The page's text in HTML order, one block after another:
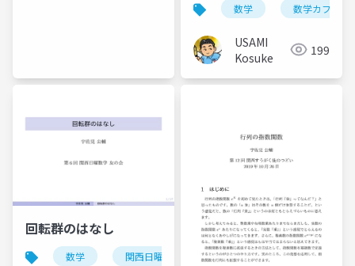
数学 数学カフェ
USAMI
Kosuke
199
回転群のはなし
数学 関西日曜数学友の会